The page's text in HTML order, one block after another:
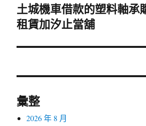
下
一
文
土城機車借款的塑料軸承
租賃加汐止當舖
彙整
2026 年 8 月